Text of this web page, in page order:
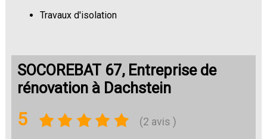
Travaux d'isolation
SOCOREBAT 67, Entreprise de
rénovation à Dachstein
5 (2 avis )